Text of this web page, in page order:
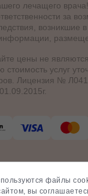
лечащего
за
возникшие в
цены не
услуг
Лицензия №
файлы
вы